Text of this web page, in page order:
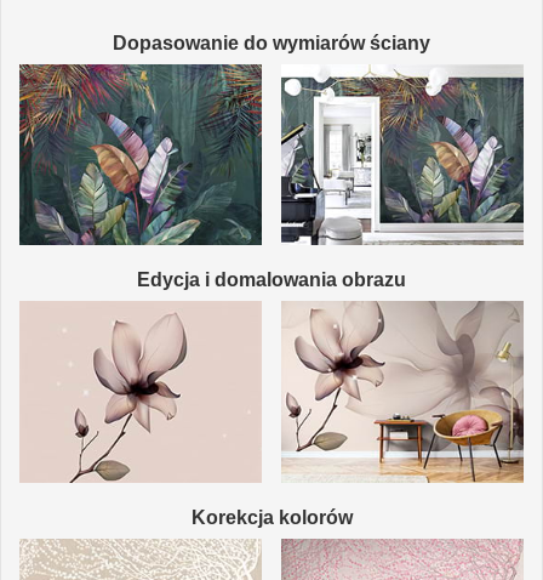
Dopasowanie do wymiarów ściany
Edycja i domalowania obrazu
Korekcja kolorów